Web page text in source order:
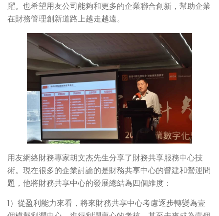
躍。也希望用友公司能夠和更多的企業聯合創新，幫助企業
在財務管理創新道路上越走越遠。
用友網絡財務專家胡文杰先生分享了財務共享服務中心技
術。現在很多的企業討論的是財務共享中心的營建和營運問
題，他將財務共享中心的發展總結為四個維度：
1）從盈利能力來看，將來財務共享中心考慮逐步轉變為壹